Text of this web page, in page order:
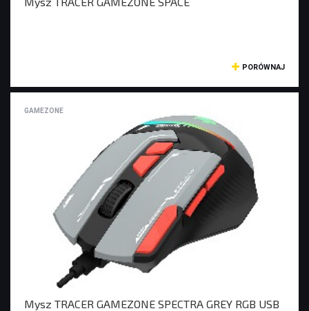
PORÓWNAJ
GAMEZONE
Mysz TRACER GAMEZONE SPECTRA GREY RGB USB